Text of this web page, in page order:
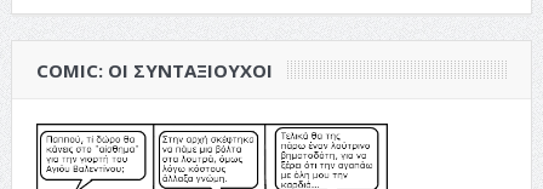
COMIC: ΟΙ ΣΥΝΤΑΞΙΟΎΧΟΙ